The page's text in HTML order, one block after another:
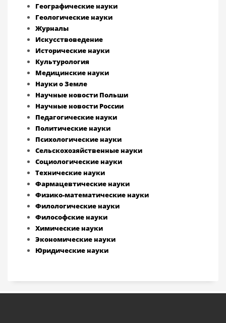
Географические науки
Геологические науки
Журналы
Искусствоведение
Исторические науки
Культурология
Медицинские науки
Науки о Земле
Научные новости Польши
Научные новости России
Педагогические науки
Политические науки
Психологические науки
Сельскохозяйственные науки
Социологические науки
Технические науки
Фармацевтические науки
Физико-математические науки
Филологические науки
Философские науки
Химические науки
Экономические науки
Юридические науки